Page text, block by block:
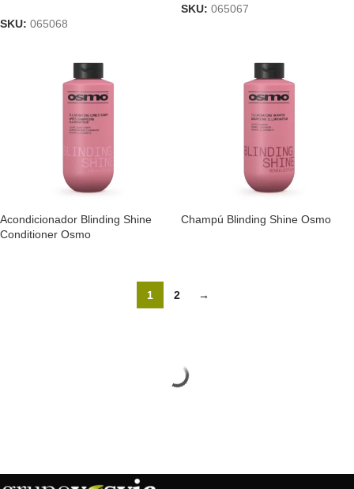
SKU: 065068
SKU: 065067
Acondicionador Blinding Shine
Conditioner Osmo
Champú Blinding Shine Osmo
1 2 →